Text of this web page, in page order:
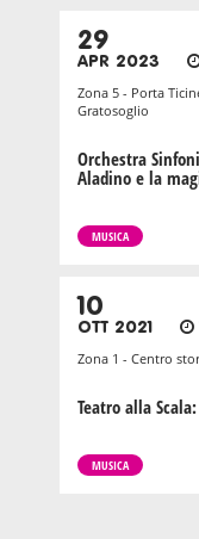
29
APR 2023
Zona 5 - Porta
Gratosoglio
Orchestra
Aladino e la
MUSICA
10
OTT 2021
Zona 1 - Centro
Teatro alla
MUSICA